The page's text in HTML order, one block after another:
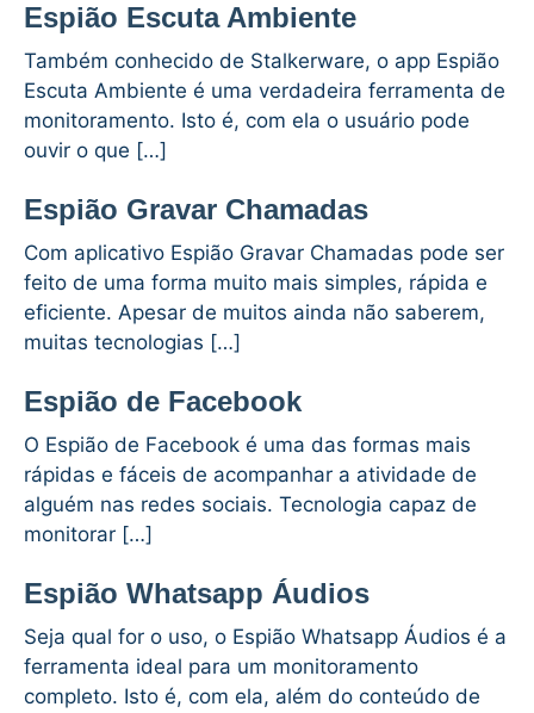
Espião Escuta Ambiente
Também conhecido de Stalkerware, o app Espião
Escuta Ambiente é uma verdadeira ferramenta de
monitoramento. Isto é, com ela o usuário pode
ouvir o que […]
Espião Gravar Chamadas
Com aplicativo Espião Gravar Chamadas pode ser
feito de uma forma muito mais simples, rápida e
eficiente. Apesar de muitos ainda não saberem,
muitas tecnologias […]
Espião de Facebook
O Espião de Facebook é uma das formas mais
rápidas e fáceis de acompanhar a atividade de
alguém nas redes sociais. Tecnologia capaz de
monitorar […]
Espião Whatsapp Áudios
Seja qual for o uso, o Espião Whatsapp Áudios é a
ferramenta ideal para um monitoramento
completo. Isto é, com ela, além do conteúdo de